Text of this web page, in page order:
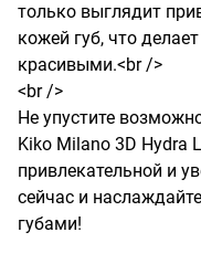
только выглядит
кожей губ, что
красивыми.<br />
<br />
Не упустите
Kiko Milano 3D Hydra
привлекательной и
сейчас и
губами!